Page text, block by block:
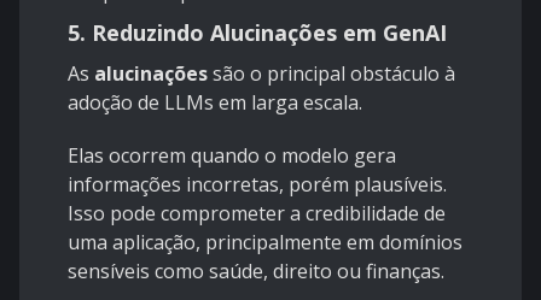
5. Reduzindo Alucinações em GenAI
As alucinaçõessão o principal obstáculo à
adoção de LLMs em larga escala.
Elas ocorrem quando o modelo gera
informações incorretas, porém plausíveis.
Isso pode comprometer a credibilidade de
uma aplicação, principalmente em domínios
sensíveis como saúde, direito ou finanças.